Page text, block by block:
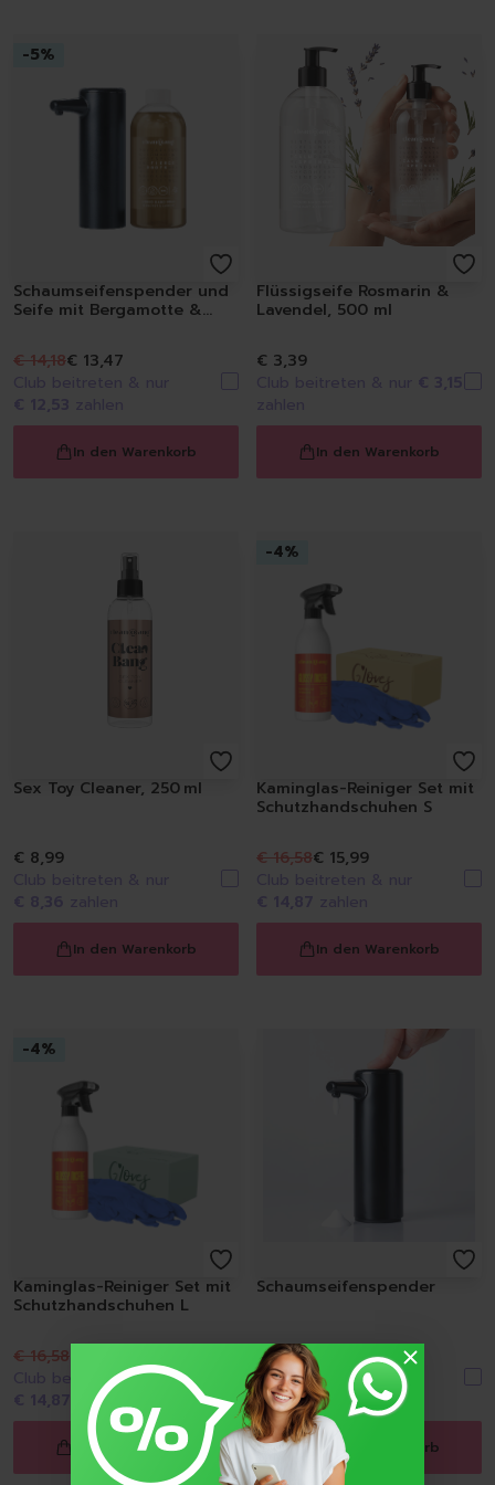
Geschirrtücher
Spülzubehör
Innenraum | Cockpit
Außen | Lack
Felgen | Reifen |
Auto Shampoo
Autopflege-Zubehör
Schuhpflege
Sneakerreinigung
Schuhreinigung
Schuhbürsten
Schuhimprägnierung
Duft | Kerzen
Lufterfrischer
Hygiene
Handseifen
Handschuhe
Haushaltspapier
Tücher | Schwämme |
Mikrofaser-Tücher
Schwämme |
Bürsten
-5%
Schaumseifenspender und
Seife mit Bergamotte &
€ 14,18€ 13,47
In den Warenkorb
Flüssigseife Rosmarin &
Lavendel, 500 ml
€ 3,39
In den Warenkorb
Sex Toy Cleaner, 250 ml
€ 8,99
In den Warenkorb
-4%
Kaminglas-Reiniger Set mit
Schutzhandschuhen S
€ 16,58€ 15,99
In den Warenkorb
-4%
Kaminglas-Reiniger Set mit
Schutzhandschuhen L
€ 16,58
Club beitreten & nur
zahlen
In den Warenkorb
Schaumseifenspender
€ 10,99
Club beitreten & nur
€ 10,22zahlen
In den Warenkorb